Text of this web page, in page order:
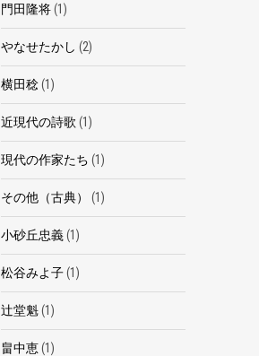
門田隆将(1)
やなせたかし (2)
横田稔(1)
近現代の詩歌 (1)
現代の作家たち (1)
その他（古典） (1)
小砂丘忠義(1)
松谷みよ子(1)
辻堂魁(1)
畠中恵(1)